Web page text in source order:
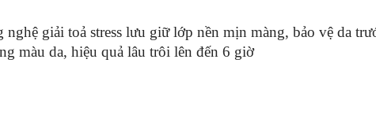
giải toả stress lưu giữ lớp nền mịn màng, bảo vệ da
màu da, hiệu quả lâu trôi lên đến 6 giờ